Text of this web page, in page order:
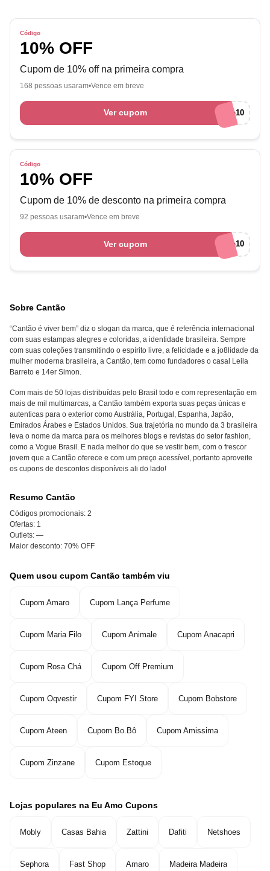
Código
10% OFF
Cupom de 10% off na primeira compra
168 pessoas usaram Vence em breve
Ver cupom Cantão10
Código
10% OFF
Cupom de 10% de desconto na primeira compra
92 pessoas usaram Vence em breve
Ver cupom Cantão10
Sobre Cantão
“Cantão é viver bem” diz o slogan da marca, que é referência internacional
com suas estampas alegres e coloridas, a identidade brasileira. Sempre
com suas coleções transmitindo o espírito livre, a felicidade e a jo8lidade da
mulher moderna brasileira, a Cantão, tem como fundadores o casal Leila
Barreto e 14er Simon.
Com mais de 50 lojas distribuídas pelo Brasil todo e com representação em
mais de mil multimarcas, a Cantão também exporta suas peças únicas e
autenticas para o exterior como Austrália, Portugal, Espanha, Japão,
Emirados Árabes e Estados Unidos. Sua trajetória no mundo da 3 brasileira
leva o nome da marca para os melhores blogs e revistas do setor fashion,
como a Vogue Brasil. E nada melhor do que se vestir bem, com o frescor
jovem que a Cantão oferece e com um preço acessível, portanto aproveite
os cupons de descontos disponíveis ali do lado!
Resumo Cantão
Códigos promocionais: 2
Ofertas: 1
Outlets: —
Maior desconto: 70% OFF
Quem usou cupom Cantão também viu
Cupom Amaro Cupom Lança Perfume
Cupom Maria Filo Cupom Animale Cupom Anacapri
Cupom Rosa Chá Cupom Off Premium
Cupom Oqvestir Cupom FYI Store Cupom Bobstore
Cupom Ateen Cupom Bo.Bô Cupom Amissima
Cupom Zinzane Cupom Estoque
Lojas populares na Eu Amo Cupons
Mobly Casas Bahia Zattini Dafiti Netshoes
Sephora Fast Shop Amaro Madeira Madeira